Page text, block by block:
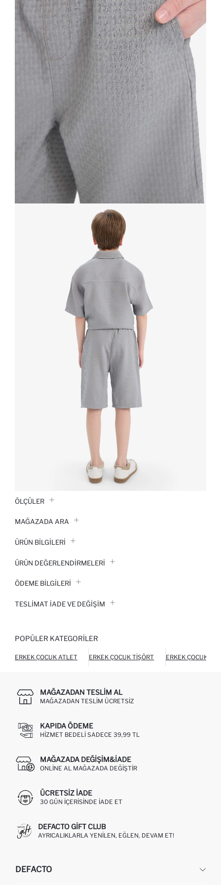
ÖLÇÜLER
MAĞAZADA ARA
ÜRÜN BILGILERI
ÜRÜN DEĞERLENDİRMELERİ
ÖDEME BİLGİLERİ
TESLIMAT İADE VE DEĞIŞIM
POPÜLER KATEGORILER
ERKEK ÇOCUK ATLET ERKEK ÇOCUK TIŞÖRT ERKEK ÇOCUK
MAĞAZADAN TESLIM AL
MAĞAZADAN TESLIM ÜCRETSIZ
KAPIDA ÖDEME
HIZMET BEDELI SADECE 39,99 TL
MAĞAZADA DEĞIŞIM&İADE
ONLINE AL MAĞAZADA DEĞIŞTIR
ÜCRETSIZ IADE
30 GÜN IÇERISINDE IADE ET
DEFACTO GIFT CLUB
AYRICALIKLARLA YENILEN, EĞLEN, DEVAM ET!
DEFACTO